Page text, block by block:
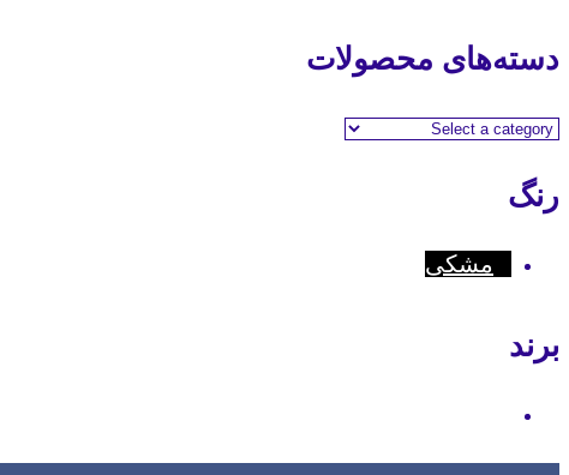
دسته‌های محصولات
رنگ
مشکی
برند